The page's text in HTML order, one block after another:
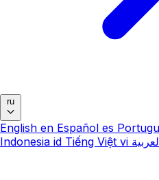
ru
English en Español es
Indonesia id Tiếng Việt vi